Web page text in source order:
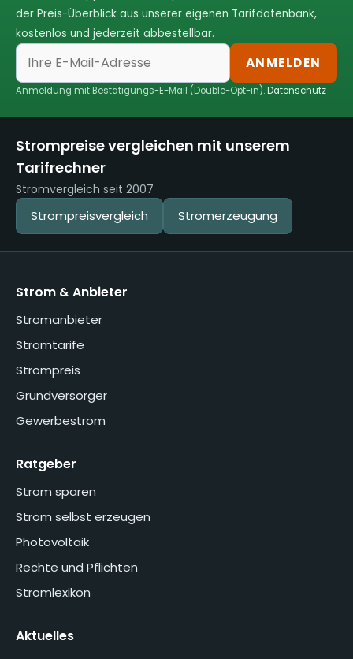
der Preis-Überblick aus unserer eigenen Tarifdatenbank,
kostenlos und jederzeit abbestellbar.
ANMELDEN
Anmeldung mit Bestätigungs-E-Mail (Double-Opt-in).Datenschutz
Strompreise vergleichen mit unserem
Tarifrechner
Stromvergleich seit 2007
Strompreisvergleich Stromerzeugung
Strom & Anbieter
Stromanbieter
Stromtarife
Strompreis
Grundversorger
Gewerbestrom
Ratgeber
Strom sparen
Strom selbst erzeugen
Photovoltaik
Rechte und Pflichten
Stromlexikon
Aktuelles